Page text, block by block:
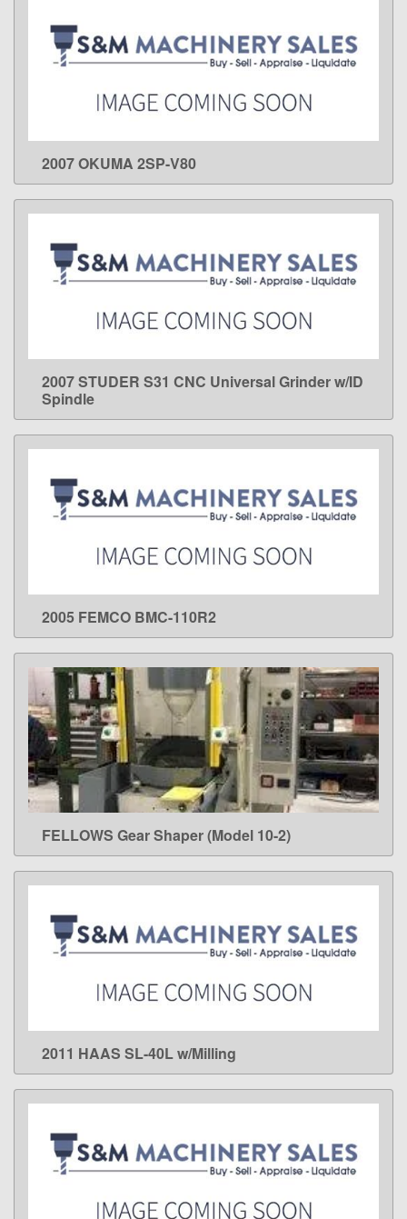
LEARN MORE
2007 OKUMA 2SP-V80
LEARN MORE
2007 STUDER S31 CNC Universal Grinder w/ID
Spindle
LEARN MORE
2005 FEMCO BMC-110R2
LEARN MORE
FELLOWS Gear Shaper (Model 10-2)
LEARN MORE
2011 HAAS SL-40L w/Milling